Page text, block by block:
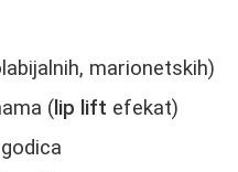
marionetskih)
( lip lift efekat)